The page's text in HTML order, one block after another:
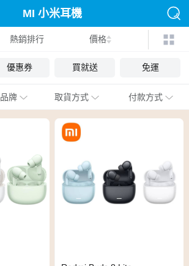
MI 小米耳機
熱銷排行 價格
優惠券 買就送 免運
品牌 取貨方式 付款方式